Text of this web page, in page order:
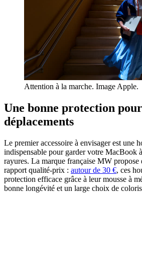
Attention à la marche. Image Apple.
Une bonne protection
déplacements
Le premier accessoire à envisager est une
indispensable pour garder votre MacBook
rayures. La marque française MW propose
rapport qualité-prix : autour de 30 €, ces
protection efficace grâce à leur mousse à
bonne longévité et un large choix de